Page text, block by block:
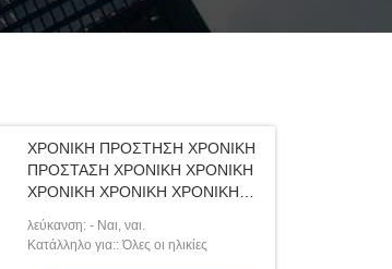
ΧΡΟΝΙΚΗ ΠΡΟΣΤΗΣΗ ΧΡΟΝΙΚΗ
ΠΡΟΣΤΑΣΗ ΧΡΟΝΙΚΗ ΧΡΟΝΙΚΗ
ΧΡΟΝΙΚΗ ΧΡΟΝΙΚΗ ΧΡΟΝΙΚΗ
ΧΡΟΝΙΚΗ ΧΡΟΝΙΚΗ ΧΡΟΝΙΚΗ
ΧΡΟΝΙΚΗ ΧΡΟΝΙΚΗ ΧΡΟΝΙΚΗ
λεύκανση: - Ναι, ναι.
Κατάλληλο για:: Όλες οι ηλικίες